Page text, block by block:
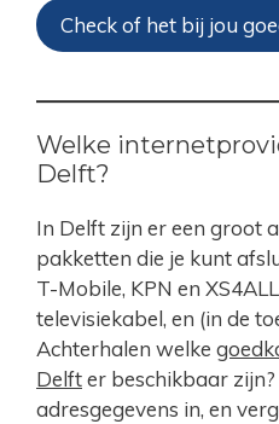
Check of het bij jou
Welke
Delft?
In Delft zijn er een groot
pakketten die je kunt
T-Mobile, KPN en
televisiekabel, en (in de
Achterhalen welke
Delfter beschikbaar
adresgegevens in, en